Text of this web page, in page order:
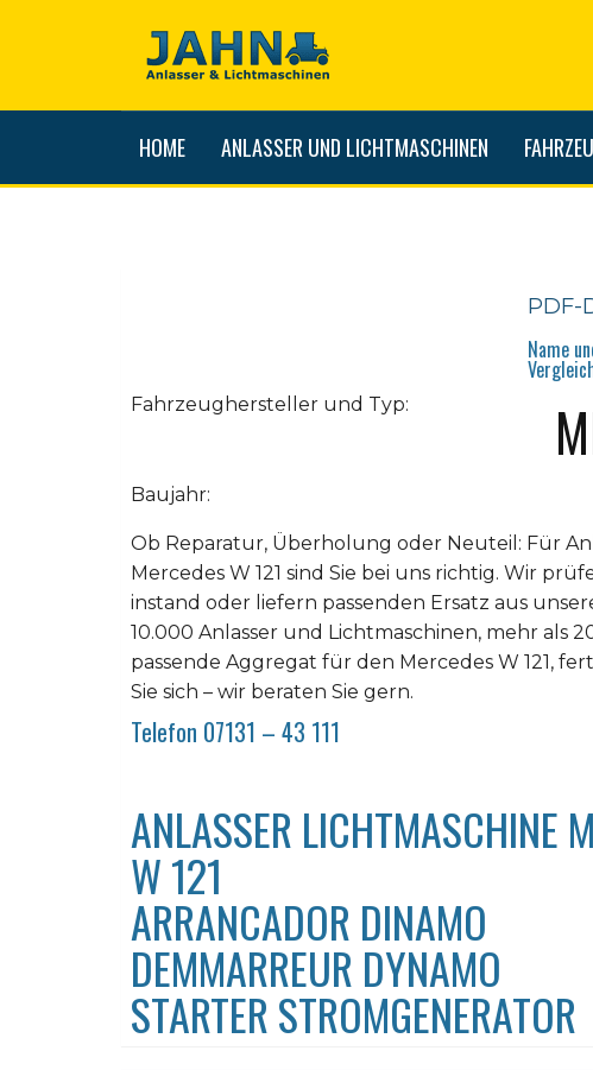
HOME ANLASSER UND LICHTMASCHINEN
PDF-
Name
Fahrzeughersteller und Typ:
Baujahr:
Ob Reparatur, Überholung oder Neuteil: Für
Mercedes W 121 sind Sie bei uns richtig. Wir
instand oder liefern passenden Ersatz aus
10.000 Anlasser und Lichtmaschinen, mehr als
passende Aggregat für den Mercedes W 121,
Sie sich – wir beraten Sie gern.
Telefon 07131 – 43 111
ANLASSER LICHTMASCHINE
W 121
ARRANCADOR DINAMO
DEMMARREUR DYNAMO
STARTER STROMGENERATOR